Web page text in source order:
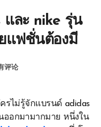
และ nike รุ่น
แฟชั่นต้องมี
评论
ออกมามากมาย หนึ่งใน